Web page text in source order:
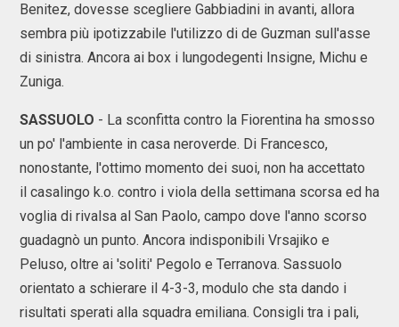
Benitez, dovesse scegliere Gabbiadini in avanti, allora
sembra più ipotizzabile l'utilizzo di de Guzman sull'asse
di sinistra. Ancora ai box i lungodegenti Insigne, Michu e
Zuniga.
SASSUOLO - La sconfitta contro la Fiorentina ha smosso
un po' l'ambiente in casa neroverde. Di Francesco,
nonostante, l'ottimo momento dei suoi, non ha accettato
il casalingo k.o. contro i viola della settimana scorsa ed ha
voglia di rivalsa al San Paolo, campo dove l'anno scorso
guadagnò un punto. Ancora indisponibili Vrsajiko e
Peluso, oltre ai 'soliti' Pegolo e Terranova. Sassuolo
orientato a schierare il 4-3-3, modulo che sta dando i
risultati sperati alla squadra emiliana. Consigli tra i pali,